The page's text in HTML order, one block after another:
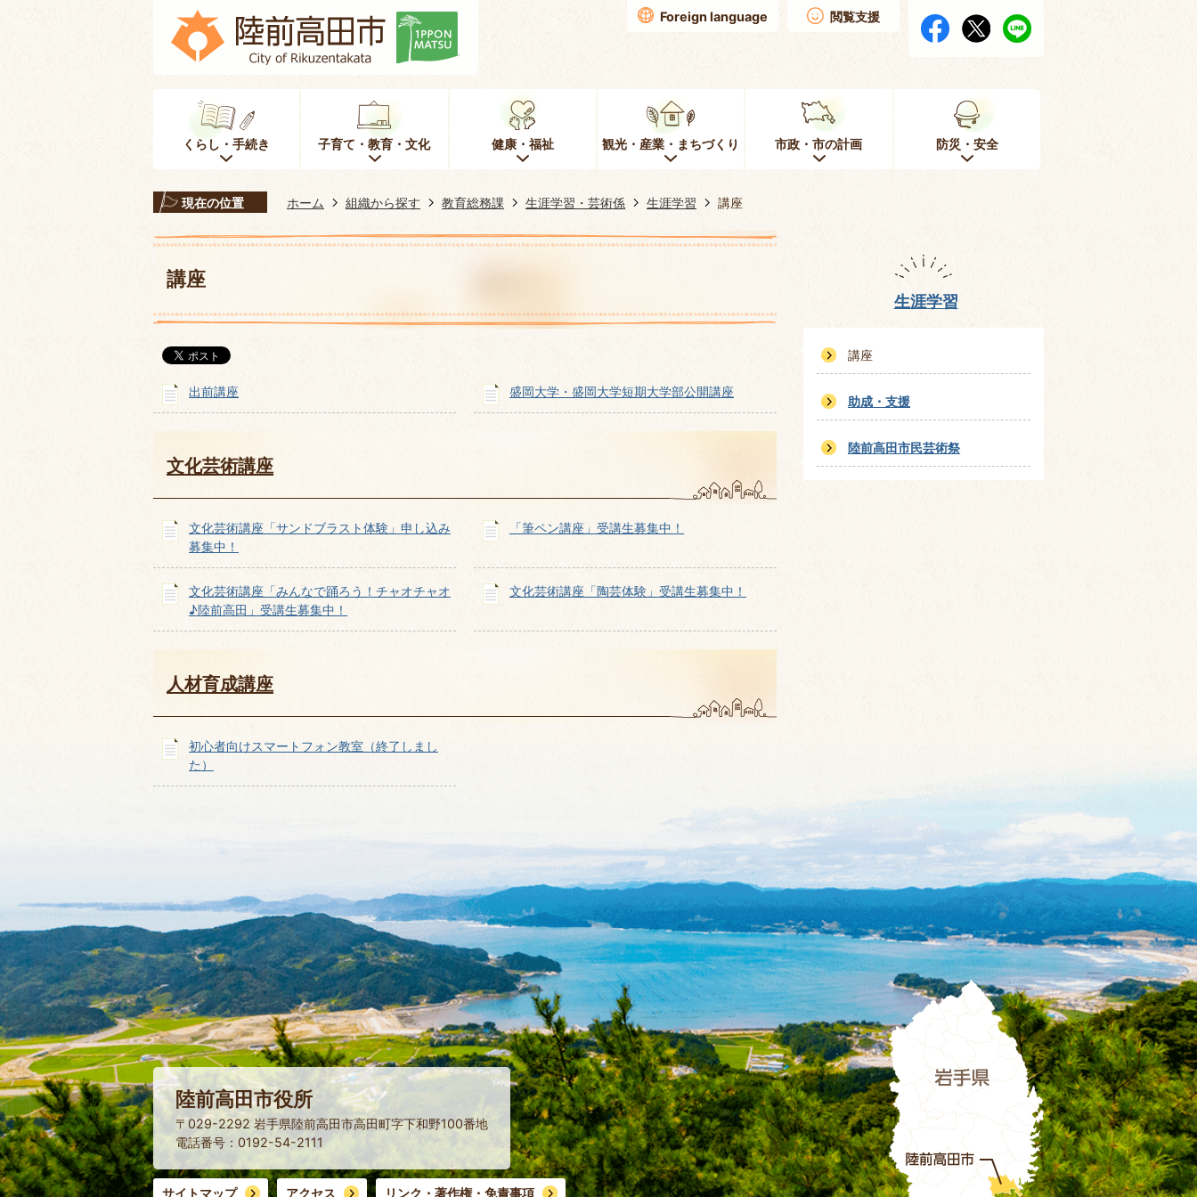
Foreign language 閲覧支援
くらし・手続き 子育て・教育・文化 健康・福祉 観光・産業・まちづくり 市政・市の計画 防災・安全
現在の位置 ホーム 組織から探す 教育総務課 生涯学習・芸術係 生涯学習 講座
講座
出前講座 盛岡大学・盛岡大学短期大学部公開講座
文化芸術講座
文化芸術講座「サンドブラスト体験」申し込み
募集中！
「筆ペン講座」受講生募集中！
文化芸術講座「みんなで踊ろう！チャオチャオ
♪陸前高田」受講生募集中！
文化芸術講座「陶芸体験」受講生募集中！
人材育成講座
初心者向けスマートフォン教室（終了しまし
た）
生涯学習
講座
助成・支援
陸前高田市民芸術祭
陸前高田市役所
〒029-2292 岩手県陸前高田市高田町字下和野100番地
電話番号：0192-54-2111
サイトマップ アクセス リンク・著作権・免責事項